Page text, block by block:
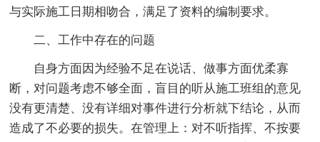
与实际施工日期相吻合，满足了资料的编制要求。
二、工作中存在的问题
自身方面因为经验不足在说话、做事方面优柔寡
断，对问题考虑不够全面，盲目的听从施工班组的意见
没有更清楚、没有详细对事件进行分析就下结论，从而
造成了不必要的损失。在管理上：对不听指挥、不按要